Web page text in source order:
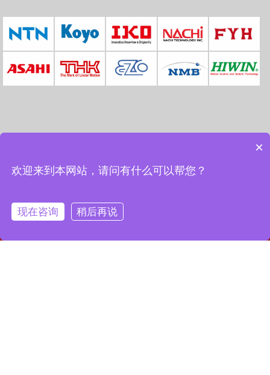
联系我们
×
欢迎来到本网站，请问有什么可以帮您？
现在咨询 稍后再说